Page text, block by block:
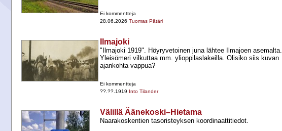
Ei kommentteja
28.06.2026 Tuomas Pätäri
Ilmajoki
"Ilmajoki 1919". Höyryvetoinen juna lähtee Ilmajoen asemalta.
Yleisömeri vilkuttaa mm. ylioppilaslakeilla. Olisiko siis kuvan
ajankohta vappua?
Ei kommentteja
??.??.1919 Into Tilander
Välillä Äänekoski–Hietama
Naarakoskentien tasoristeyksen koordinaattitiedot.